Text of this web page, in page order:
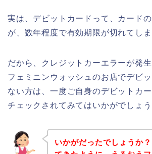
実は、デビットカードって、カード
が、数年程度で有効期限が切れてし
だから、クレジットカーエラーが発
フェミニンウォッシュのお店でデビ
ない方は、一度ご自身のデビットカ
チェックされてみてはいかがでしょう
いかがだったでしょうか